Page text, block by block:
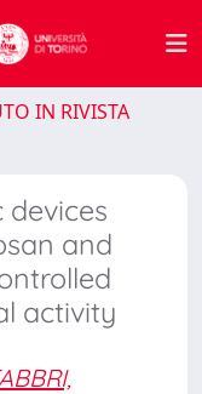
IN RIVISTA
and
activity